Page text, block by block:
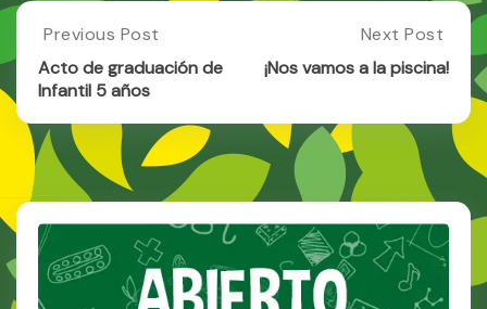
Post
navigation
Previous
Post:
Acto
Graduación
De
Infantil
5
Años
Previous Post
Acto de graduación de
Infantil 5 años
Next
Post:
A
Piscina!
Next Post
¡Nos vamos a la piscina!